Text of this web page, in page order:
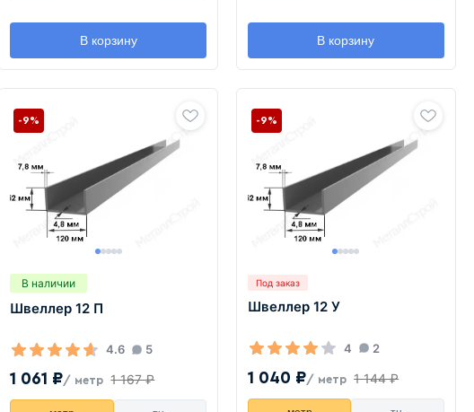
В корзину В корзину
В наличии
Швеллер 12 П
4.6 5
1 061 ₽/ метр 1 167 ₽
-9%
Под заказ
Швеллер 12 У
4 2
1 040 ₽/ метр 1 144 ₽
-9%